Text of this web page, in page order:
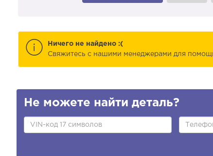
Ничего не найдено :(
Cвяжитесь с нашими менеджерами для
Не можете найти деталь?